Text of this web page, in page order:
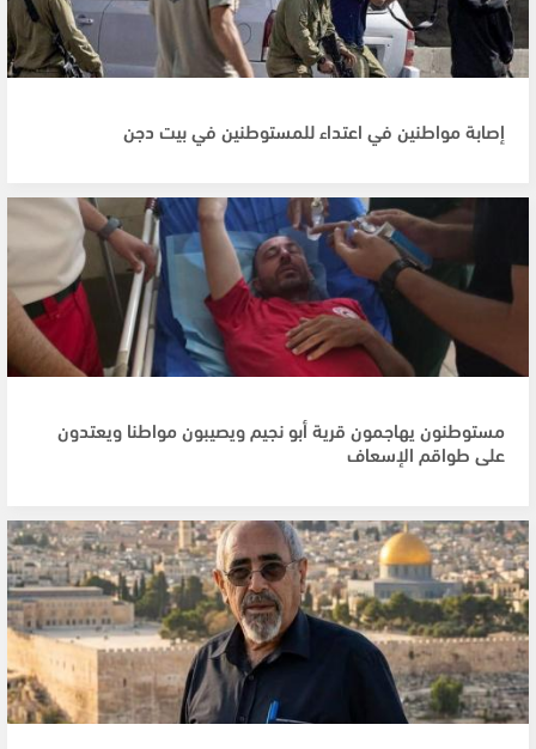
إصابة مواطنين في اعتداء للمستوطنين في بيت دجن
مستوطنون يهاجمون قرية أبو نجيم ويصيبون مواطنا ويعتدون
على طواقم الإسعاف